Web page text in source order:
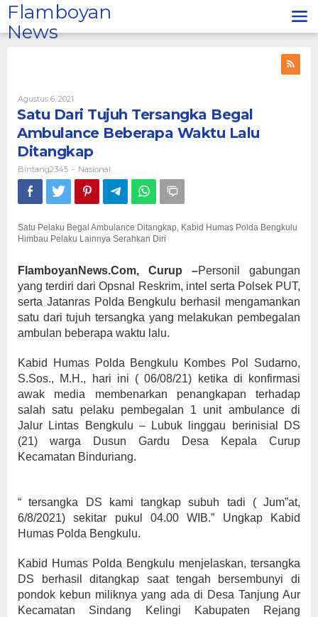
Lewati
ke
konten
Flamboyan
News
Agustus 6, 2021
Bintang2345
Satu Dari Tujuh Tersangka Begal
Ambulance Beberapa Waktu Lalu
Ditangkap
Bintang2345 - Nasional
Satu Pelaku Begal Ambulance Ditangkap, Kabid Humas Polda Bengkulu
Himbau Pelaku Lainnya Serahkan Diri
FlamboyanNews.Com, Curup –Personil gabungan
yang terdiri dari Opsnal Reskrim, intel serta Polsek PUT,
serta Jatanras Polda Bengkulu berhasil mengamankan
satu dari tujuh tersangka yang melakukan pembegalan
ambulan beberapa waktu lalu.
Kabid Humas Polda Bengkulu Kombes Pol Sudarno,
S.Sos., M.H., hari ini ( 06/08/21) ketika di konfirmasi
awak media membenarkan penangkapan terhadap
salah satu pelaku pembegalan 1 unit ambulance di
Jalur Lintas Bengkulu – Lubuk linggau berinisial DS
(21) warga Dusun Gardu Desa Kepala Curup
Kecamatan Binduriang.
“ tersangka DS kami tangkap subuh tadi ( Jum”at,
6/8/2021) sekitar pukul 04.00 WIB.” Ungkap Kabid
Humas Polda Bengkulu.
Kabid Humas Polda Bengkulu menjelaskan, tersangka
DS berhasil ditangkap saat tengah bersembunyi di
pondok kebun miliknya yang ada di Desa Tanjung Aur
Kecamatan Sindang Kelingi Kabupaten Rejang